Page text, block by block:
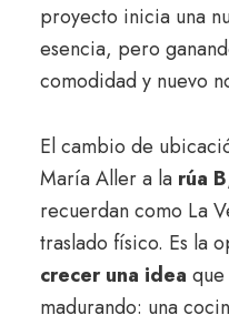
proyecto inicia una
esencia, pero
comodidad y nuevo
El cambio de
María Aller a la rúa B
recuerdan como La
traslado físico. Es la
crecer una idea
madurando: una